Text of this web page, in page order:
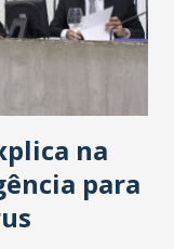
na
para